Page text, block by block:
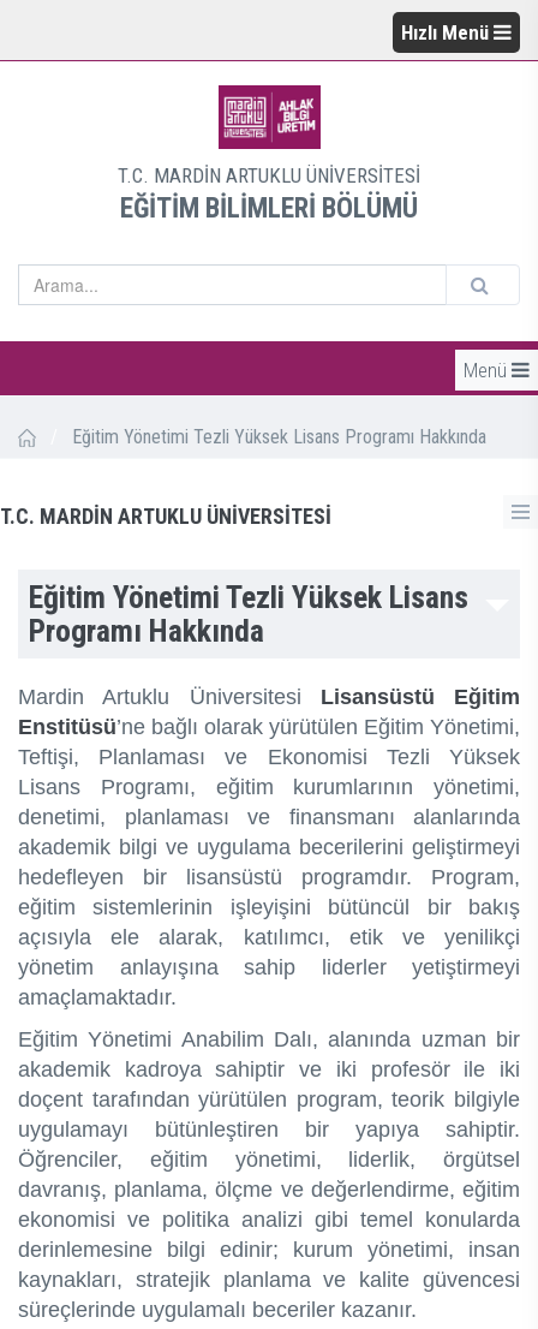
Hızlı Menü
T.C. MARDİN ARTUKLU ÜNİVERSİTESİ
EĞİTİM BİLİMLERİ BÖLÜMÜ
Menü
Eğitim Yönetimi Tezli Yüksek Lisans Programı Hakkında
T.C. MARDİN ARTUKLU ÜNİVERSİTESİ
Eğitim Yönetimi Tezli Yüksek Lisans
Programı Hakkında
Mardin Artuklu Üniversitesi Lisansüstü Eğitim
Enstitüsü’ne bağlı olarak yürütülen Eğitim Yönetimi,
Teftişi, Planlaması ve Ekonomisi Tezli Yüksek
Lisans Programı, eğitim kurumlarının yönetimi,
denetimi, planlaması ve finansmanı alanlarında
akademik bilgi ve uygulama becerilerini geliştirmeyi
hedefleyen bir lisansüstü programdır. Program,
eğitim sistemlerinin işleyişini bütüncül bir bakış
açısıyla ele alarak, katılımcı, etik ve yenilikçi
yönetim anlayışına sahip liderler yetiştirmeyi
amaçlamaktadır.
Eğitim Yönetimi Anabilim Dalı, alanında uzman bir
akademik kadroya sahiptir ve iki profesör ile iki
doçent tarafından yürütülen program, teorik bilgiyle
uygulamayı bütünleştiren bir yapıya sahiptir.
Öğrenciler, eğitim yönetimi, liderlik, örgütsel
davranış, planlama, ölçme ve değerlendirme, eğitim
ekonomisi ve politika analizi gibi temel konularda
derinlemesine bilgi edinir; kurum yönetimi, insan
kaynakları, stratejik planlama ve kalite güvencesi
süreçlerinde uygulamalı beceriler kazanır.